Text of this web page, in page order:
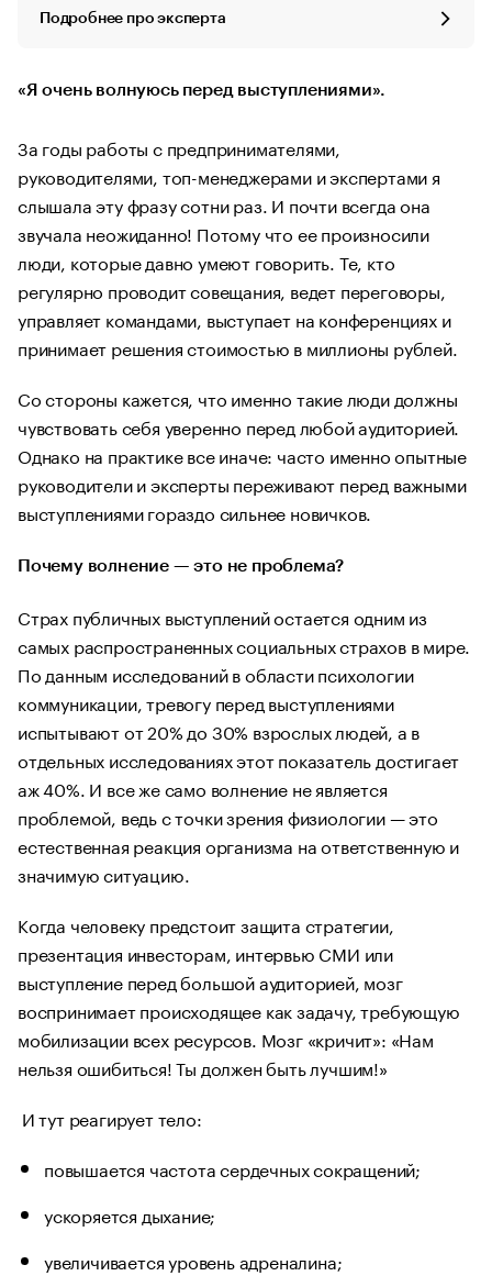
Подробнее про эксперта
«Я очень волнуюсь перед выступлениями».
За годы работы с предпринимателями,
руководителями, топ-менеджерами и экспертами я
слышала эту фразу сотни раз. И почти всегда она
звучала неожиданно! Потому что ее произносили
люди, которые давно умеют говорить. Те, кто
регулярно проводит совещания, ведет переговоры,
управляет командами, выступает на конференциях и
принимает решения стоимостью в миллионы рублей.
Со стороны кажется, что именно такие люди должны
чувствовать себя уверенно перед любой аудиторией.
Однако на практике все иначе: часто именно опытные
руководители и эксперты переживают перед важными
выступлениями гораздо сильнее новичков.
Почему волнение — это не проблема?
Страх публичных выступлений остается одним из
самых распространенных социальных страхов в мире.
По данным исследований в области психологии
коммуникации, тревогу перед выступлениями
испытывают от 20% до 30% взрослых людей, а в
отдельных исследованиях этот показатель достигает
аж 40%. И все же само волнение не является
проблемой, ведь с точки зрения физиологии — это
естественная реакция организма на ответственную и
значимую ситуацию.
Когда человеку предстоит защита стратегии,
презентация инвесторам, интервью СМИ или
выступление перед большой аудиторией, мозг
воспринимает происходящее как задачу, требующую
мобилизации всех ресурсов. Мозг «кричит»: «Нам
нельзя ошибиться! Ты должен быть лучшим!»
И тут реагирует тело:
повышается частота сердечных сокращений;
ускоряется дыхание;
увеличивается уровень адреналина;